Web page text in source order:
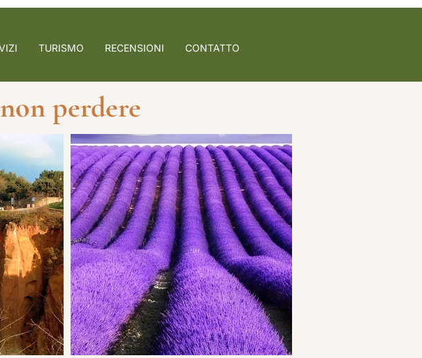
TURISMO RECENSIONI CONTATTO
perdere